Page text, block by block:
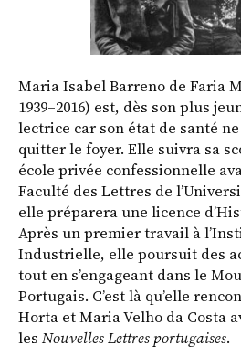
Maria Isabel Barreno de Faria
1939–2016) est, dès son plus
lectrice car son état de santé
quitter le foyer. Elle suivra sa
école privée confessionnelle
Faculté des Lettres de
elle préparera une licence
Après un premier travail à
Industrielle, elle poursuit des
tout en s’engageant dans le
Portugais. C’est là qu’elle
Horta et Maria Velho da Costa
les Nouvelles Lettres portugaises.